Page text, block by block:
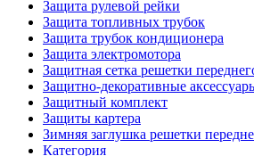
Защита рулевой рейки
Защита топливных трубок
Защита трубок кондиционера
Защита электромотора
Защитная сетка решетки
Защитно-декоративные
Защитный комплект
Защиты картера
Зимняя заглушка решетки
Категория